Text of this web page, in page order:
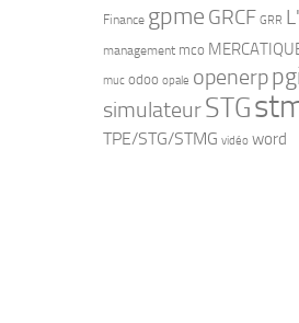
Finance gpme GRCF GRR
management mco
muc odoo opale openerppgi
simulateurSTG
TPE/STG/STMG vidéo word